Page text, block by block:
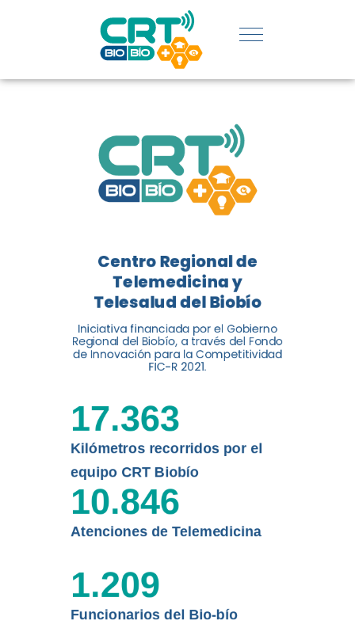
REGIÓN:
CONOCE
LOGROS
DE CRT
BIOBÍO
El Centro Regional de
Telemedicina y Telesalud del
Biobío presenta el balance de
tres años acercando la salud
digital a los habitantes...
Leer más
Centro Regional de
Telemedicina y
Telesalud del Biobío
Iniciativa financiada por el Gobierno
Regional del Biobío, a través del Fondo
de Innovación para la Competitividad
FIC-R 2021.
Kilómetros recorridos por el
equipo CRT Biobío
17.363
Atenciones de Telemedicina
10.846
Funcionarios del Bio-bío
1.209